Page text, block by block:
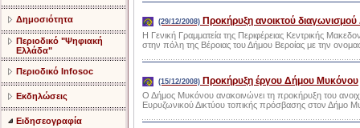
Δημοσιότητα
Περιοδικό "Ψηφιακή
Ελλάδα"
Περιοδικό Infosoc
Εκδηλώσεις
Ειδησεογραφία
(29/12/2008) Προκήρυξη ανοικτού
Η Γενική Γραμματεία της Περιφέρειας Κεντρικής
στην πόλη της Βέροιας του Δήμου Βεροίας με την
(15/12/2008) Προκήρυξη έργου Δήμου Μυκόνου
Ο Δήμος Μυκόνου ανακοινώνει τη προκήρυξη του
Ευρυζωνικού Δικτύου τοπικής πρόσβασης στον Δήμο